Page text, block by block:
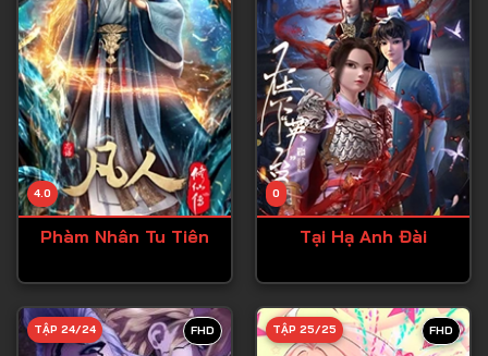
Tập 10
Tập 11
Tập 12
Tập 13
Tập 14
Tập 15
Tập 17
Tập 18
4.0
Phàm Nhân Tu Tiên
0
Tại Hạ Anh Đài
FHD
TẬP 24/24 FHD
TẬP 25/25